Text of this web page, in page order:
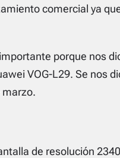
comercial ya
porque nos
VOG-L29. Se nos
marzo.
de resolución